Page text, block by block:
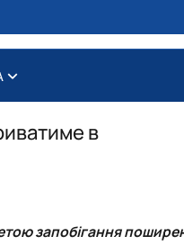
в
запобігання